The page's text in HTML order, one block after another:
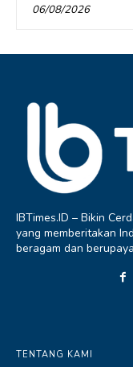
06/08/2026
IBTimes.ID – Bikin
yang memberitakan
beragam dan
TENTANG KAMI